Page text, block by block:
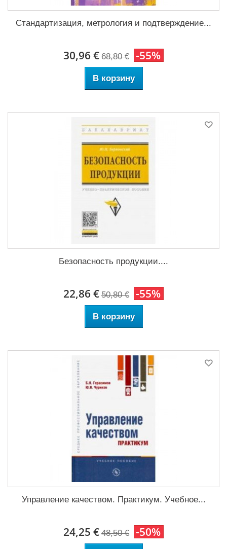
Стандартизация, метрология и подтверждение...
30,96 € 68,80 € -55%
В корзину
Безопасность продукции....
22,86 € 50,80 € -55%
В корзину
Управление качеством. Практикум. Учебное...
24,25 € 48,50 € -50%